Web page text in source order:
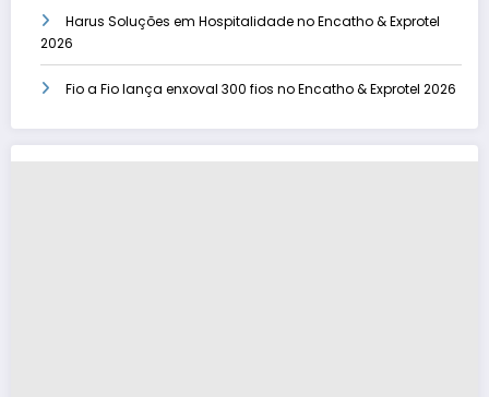
Harus Soluções em Hospitalidade no Encatho & Exprotel
2026
Fio a Fio lança enxoval 300 fios no Encatho & Exprotel 2026